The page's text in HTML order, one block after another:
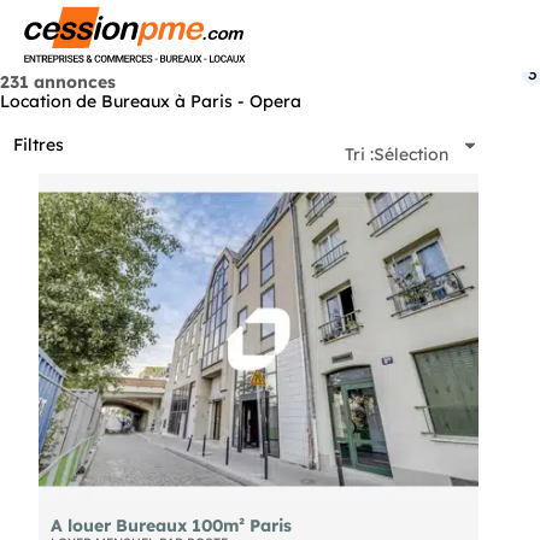
231 annonces
Location de Bureaux à Paris - Opera
Filtres
3
Tri :Sélection
A louer Bureaux 100m² Paris